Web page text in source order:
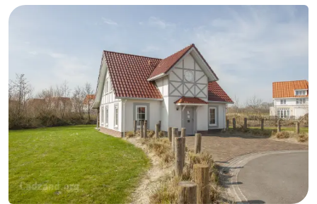
Molens
-
Uitkijkpunten
Attracties
-
Rondvaarten
-